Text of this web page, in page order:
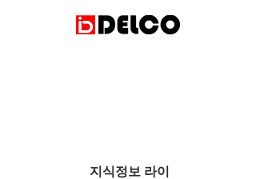
지식정보 라이